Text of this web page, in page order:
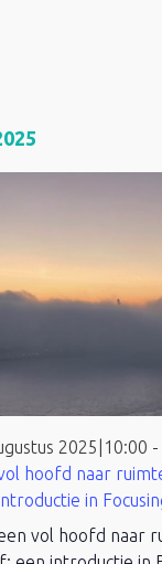
vol hoofd naar
2025|10:00 -
hoofd naar
in